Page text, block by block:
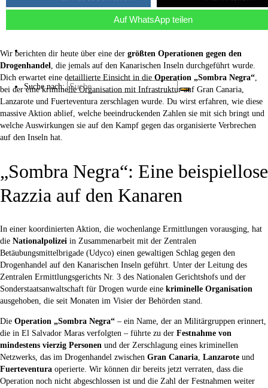
Kaffee ☕
Suche nach:
Auf WhatsApp teilen
Wir berichten dir heute über eine der größten Operationen gegen den
Drogenhandel
, die jemals auf den Kanarischen Inseln durchgeführt wurde.
Dich erwartet eine detaillierte Einsicht in die Operation „Sombra Negra“
bei der eine kriminelle Organisation mit Infrastruktur auf Gran Canaria,
Lanzarote und Fuerteventura zerschlagen wurde. Du wirst erfahren, wie diese
massive Aktion ablief, welche beeindruckenden Zahlen sie mit sich bringt und
welche Auswirkungen sie auf den Kampf gegen das organisierte Verbrechen
auf den Inseln hat.
„Sombra Negra“: Eine beispiellose
Razzia auf den Kanaren
In einer koordinierten Aktion, die wochenlange Ermittlungen vorausging, hat
die Nationalpolizei in Zusammenarbeit mit der Zentralen
Betäubungsmittelbrigade (Udyco) einen gewaltigen Schlag gegen den
Drogenhandel auf den Kanarischen Inseln geführt. Unter der Leitung des
Zentralen Ermittlungsgerichts Nr. 3 des Nationalen Gerichtshofs und der
Sonderstaatsanwaltschaft für Drogen wurde eine kriminelle Organisation
ausgehoben, die seit Monaten im Visier der Behörden stand.
Die Operation „Sombra Negra“ – ein Name, der an Militärgruppen erinnert,
die in El Salvador Maras verfolgten – führte zu der Festnahme von
mindestens vierzig Personen und der Zerschlagung eines kriminellen
Netzwerks, das im Drogenhandel zwischen Gran Canaria, Lanzarote und
Fuerteventura operierte. Wir können dir bereits jetzt verraten, dass die
Operation noch nicht abgeschlossen ist und die Zahl der Festnahmen weiter